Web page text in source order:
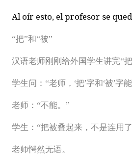
Al oír esto, el profesor se
“把”和“被”
汉语老师刚刚给外国学生讲完“把
学生问：“老师，‘把’字和‘被’字
老师：“不能。”
学生：“把被叠起来，不是连用
老师愕然无语。